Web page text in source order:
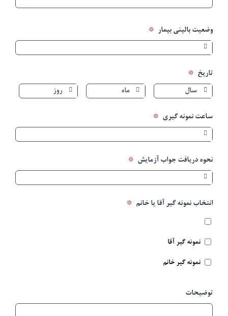
وضعیت بالینی بیمار *

تاریخ *



ساعت نمونه گیری *

نحوه دریافت جواب آزمایش *

انتخاب نمونه گیر آقا یا خانم *
نمونه گیر آقا
نمونه گیر خانم
توضیحات